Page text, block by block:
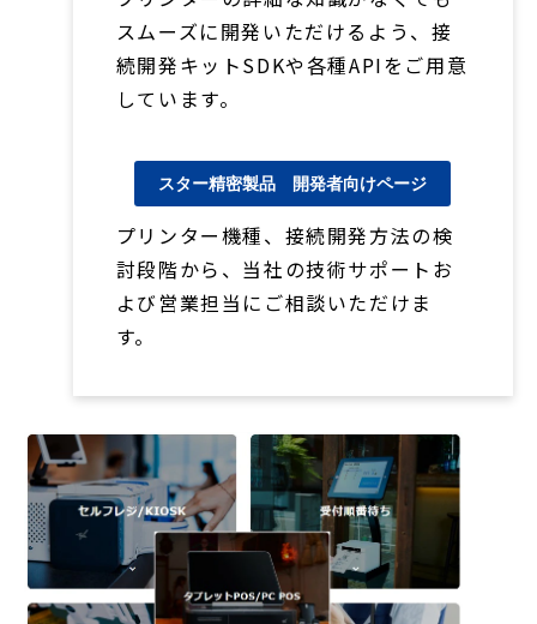
スムーズに開発いただけるよう、接
続開発キットSDKや各種APIをご用意
しています。
スター精密製品 開発者向けページ
プリンター機種、接続開発方法の検
討段階から、当社の技術サポートお
よび営業担当にご相談いただけま
す。